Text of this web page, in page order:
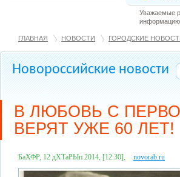
Уважаемые
информацию
ГЛАВНАЯ НОВОСТИ ГОРОДСКИЕ
Новороссийские новости
В ЛЮБОВЬ С
ВЕРЯТ УЖЕ 60 ЛЕТ!
БаХФР, 12 дХТаРЫп 2014, [12:30], novorab.ru